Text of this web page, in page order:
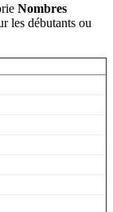
Nombres
les débutants ou